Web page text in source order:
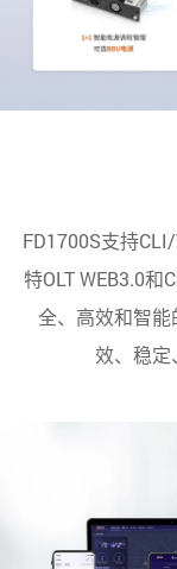
FD1700S支持
特OLT WEB3.0
全、高效和智
效、稳定